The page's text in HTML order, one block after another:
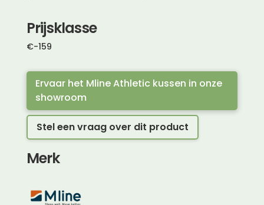
Prijsklasse
€-159
Ervaar het Mline Athletic kussen in onze
showroom
Stel een vraag over dit product
Merk